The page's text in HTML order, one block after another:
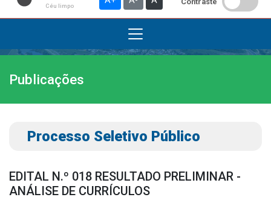
Céu limpo
Institucional
A Prefeitura
Gabinete do Vice-prefeito
Símbolos Oficiais
Publicações
Processo Seletivo Público
EDITAL N.º 018 RESULTADO PRELIMINAR -
ANÁLISE DE CURRÍCULOS